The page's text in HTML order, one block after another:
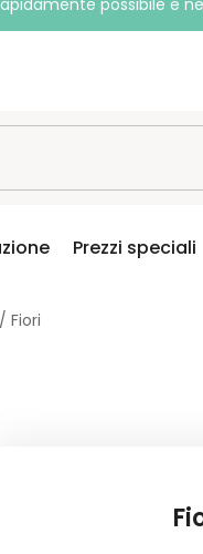
possibile e
Prezzi speciali
/ Fiori